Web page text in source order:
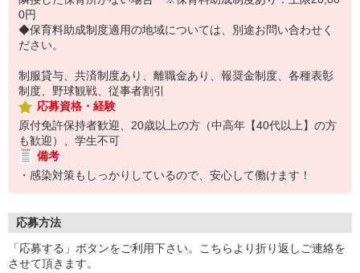
0円
◆保育料助成制度適用の地域については、別途お問い合わせく
ださい。
制服貸与、共済制度あり、離職金あり、報奨金制度、各種表彰
制度、野球観戦、従事者割引
応募資格・経験
原付免許保持者歓迎、20歳以上の方（中高年【40代以上】の方
も歓迎）、学生不可
備考
・感染対策もしっかりしているので、安心して働けます！
応募方法
「応募する」ボタンをご利用下さい。こちらより折り返しご連絡を
させて頂きます。